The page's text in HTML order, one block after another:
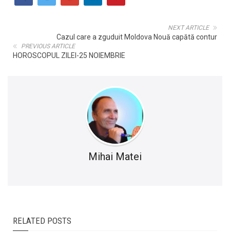
NEXT ARTICLE
Cazul care a zguduit Moldova Nouă capătă contur
PREVIOUS ARTICLE
HOROSCOPUL ZILEI-25 NOIEMBRIE
Mihai Matei
RELATED POSTS